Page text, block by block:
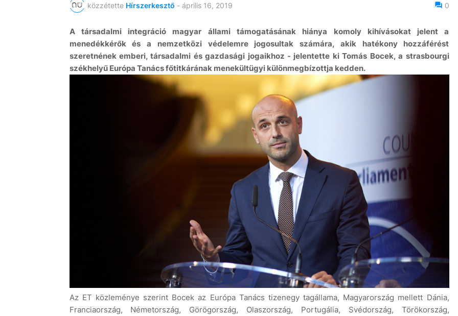
közzétette Hírszerkesztő - április 16, 2019 0
A társadalmi integráció magyar állami támogatásának hiánya komoly kihívásokat jelent a
menedékkérők és a nemzetközi védelemre jogosultak számára, akik hatékony hozzáférést
szeretnének emberi, társadalmi és gazdasági jogaikhoz - jelentette ki Tomás Bocek, a strasbourgi
székhelyű Európa Tanács főtitkárának menekültügyi különmegbízottja kedden.
Az ET közleménye szerint Bocek az Európa Tanács tizenegy tagállama, Magyarország mellett Dánia,
Franciaország, Németország, Görögország, Olaszország, Portugália, Svédország, Törökország,